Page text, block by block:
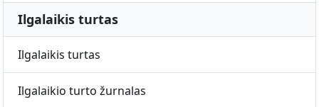
Ilgalaikis turtas
Ilgalaikis turtas
Ilgalaikio turto žurnalas